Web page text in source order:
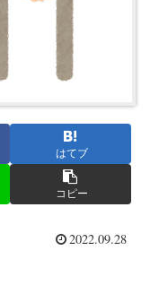
はてブ
コピー
2022.09.28